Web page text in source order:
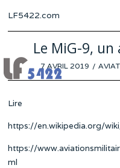
LF5422.com
Le MiG-9,
POSTED
ON
7 AVRIL 2019
Lire
https://en.wikipedia.org/
https://
ml